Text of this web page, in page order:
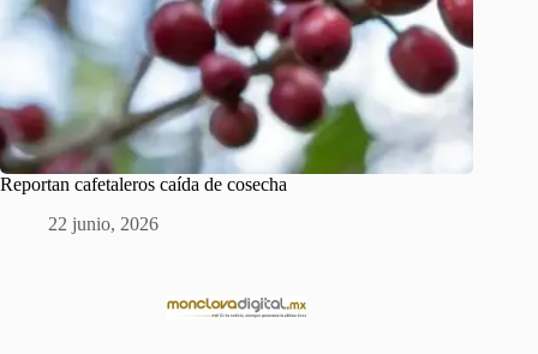
Reportan cafetaleros caída de cosecha
22 junio, 2026